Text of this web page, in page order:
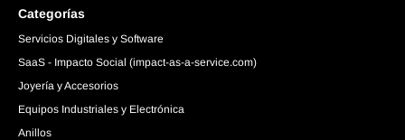
Categorías
Servicios Digitales y Software
SaaS - Impacto Social (impact-as-a-service.com)
Joyería y Accesorios
Equipos Industriales y Electrónica
Anillos